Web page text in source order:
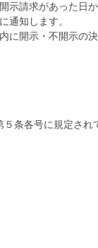
示請求があった日
通知します。
に開示・不開示の
条各号に規定され